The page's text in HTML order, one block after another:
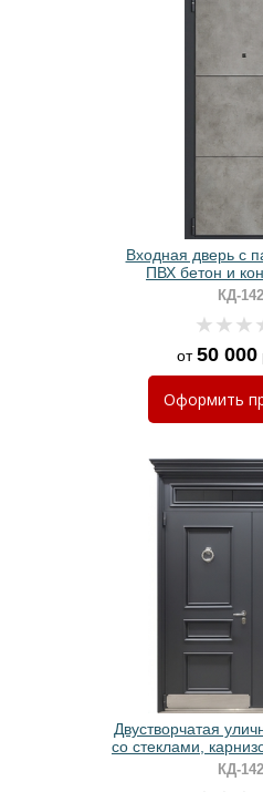
Входная дверь с
ПВХ бетон и
КД-
от50 000
Оформить
Двустворчатая
со стеклами,
кнокером,
полимерным
КД-